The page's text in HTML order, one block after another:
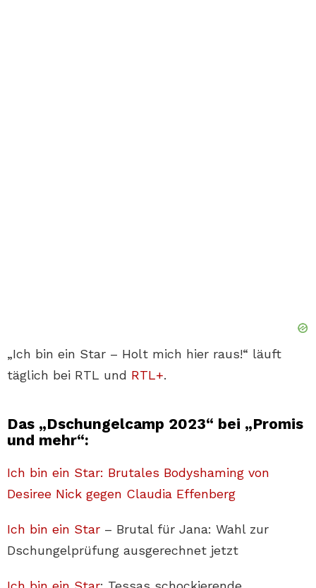
„Ich bin ein Star – Holt mich hier raus!“ läuft
täglich bei RTL und RTL+.
Das „Dschungelcamp 2023“ bei „Promis
und mehr“:
Ich bin ein Star: Brutales Bodyshaming von
Desiree Nick gegen Claudia Effenberg
Ich bin ein Star – Brutal für Jana: Wahl zur
Dschungelprüfung ausgerechnet jetzt